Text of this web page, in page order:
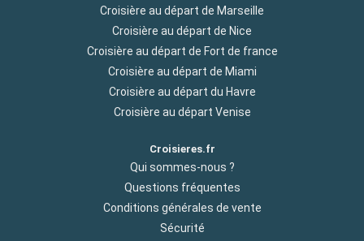
Croisière au départ de Marseille
Croisière au départ de Nice
Croisière au départ de Fort de france
Croisière au départ de Miami
Croisière au départ du Havre
Croisière au départ Venise
Croisieres.fr
Qui sommes-nous ?
Questions fréquentes
Conditions générales de vente
Sécurité